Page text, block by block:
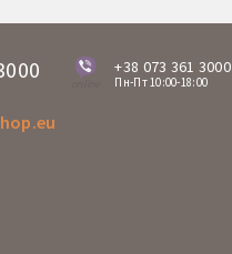
online
+38 073 361 3000
Пн-Пт 10:00-18:00